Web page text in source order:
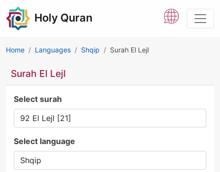
Holy Quran
Home Languages Shqip Surah El Lejl
Surah El Lejl
Select surah
Select language